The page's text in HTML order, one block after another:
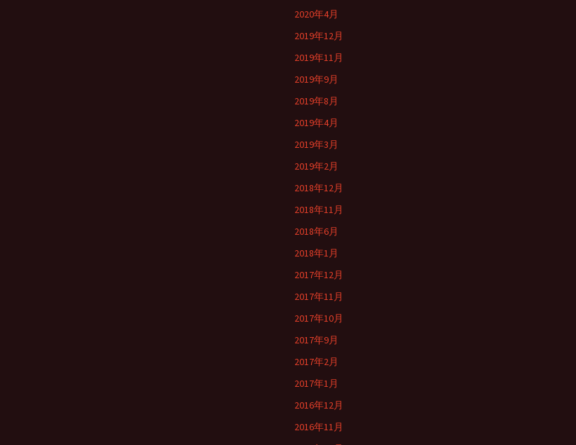
2020年4月
2019年12月
2019年11月
2019年9月
2019年8月
2019年4月
2019年3月
2019年2月
2018年12月
2018年11月
2018年6月
2018年1月
2017年12月
2017年11月
2017年10月
2017年9月
2017年2月
2017年1月
2016年12月
2016年11月